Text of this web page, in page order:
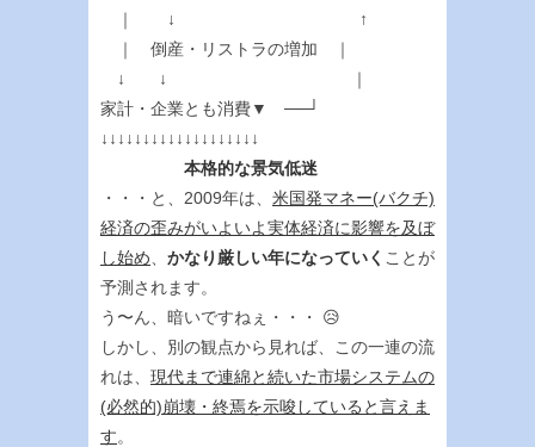
｜ ↓ ↑
｜ 倒産・リストラの増加 ｜
↓ ↓ ｜
家計・企業とも消費▼ ──┘
↓↓↓↓↓↓↓↓↓↓↓↓↓↓↓↓↓↓↓
本格的な景気低迷
・・・と、2009年は、 米国発マネー(バクチ)
経済の歪みがいよいよ実体経済に影響を及ぼ
し始め
かなり厳しい年になっていく ことが
予測されます。
う〜ん、暗いですねぇ・・・ 😥
しかし、別の観点から見れば、この一連の流
れは、 現代まで連綿と続いた市場システムの
(必然的)崩壊・終焉を示唆していると言えま
す。